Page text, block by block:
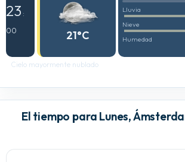
23 :
00
21°C
Lluvia
Nieve
Humedad
Cielo mayormente nublado
El tiempo para Lunes,